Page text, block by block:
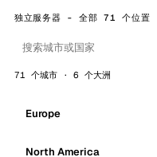
独立服务器 - 全部 71 个位置
71 个城市 · 6 个大洲
Europe
North America